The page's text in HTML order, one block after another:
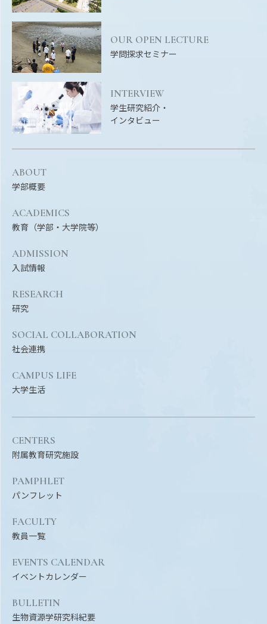
〒514-8507 三重県津市栗真町屋町1577
交通案内
キャンパスマップ
保護者の方へ
Facebook
X YouTube
OUR OPEN LECTURE
学問探求セミナー
INTERVIEW
学生研究紹介・
インタビュー
ABOUT
学部概要
ACADEMICS
教育（学部・大学院等）
ADMISSION
入試情報
RESEARCH
研究
SOCIAL COLLABORATION
社会連携
CAMPUS LIFE
大学生活
CENTERS
附属教育研究施設
PAMPHLET
パンフレット
FACULTY
教員一覧
EVENTS CALENDAR
イベントカレンダー
BULLETIN
生物資源学研究科紀要